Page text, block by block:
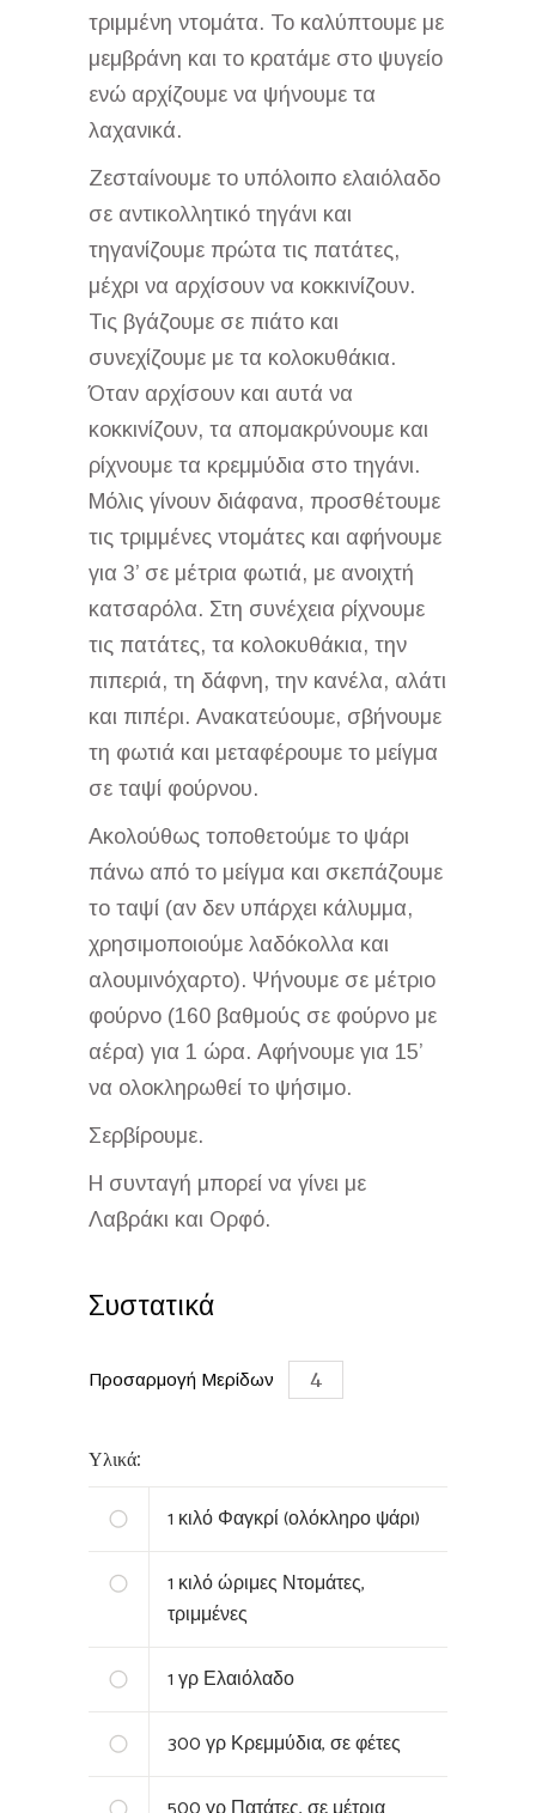
τριμμένη ντομάτα. Το καλύπτουμε με
μεμβράνη και το κρατάμε στο ψυγείο
ενώ αρχίζουμε να ψήνουμε τα
λαχανικά.
Ζεσταίνουμε το υπόλοιπο ελαιόλαδο
σε αντικολλητικό τηγάνι και
τηγανίζουμε πρώτα τις πατάτες,
μέχρι να αρχίσουν να κοκκινίζουν.
Τις βγάζουμε σε πιάτο και
συνεχίζουμε με τα κολοκυθάκια.
Όταν αρχίσουν και αυτά να
κοκκινίζουν, τα απομακρύνουμε και
ρίχνουμε τα κρεμμύδια στο τηγάνι.
Μόλις γίνουν διάφανα, προσθέτουμε
τις τριμμένες ντομάτες και αφήνουμε
για 3’ σε μέτρια φωτιά, με ανοιχτή
κατσαρόλα. Στη συνέχεια ρίχνουμε
τις πατάτες, τα κολοκυθάκια, την
πιπεριά, τη δάφνη, την κανέλα, αλάτι
και πιπέρι. Ανακατεύουμε, σβήνουμε
τη φωτιά και μεταφέρουμε το μείγμα
σε ταψί φούρνου.
Ακολούθως τοποθετούμε το ψάρι
πάνω από το μείγμα και σκεπάζουμε
το ταψί (αν δεν υπάρχει κάλυμμα,
χρησιμοποιούμε λαδόκολλα και
αλουμινόχαρτο). Ψήνουμε σε μέτριο
φούρνο (160 βαθμούς σε φούρνο με
αέρα) για 1 ώρα. Αφήνουμε για 15’
να ολοκληρωθεί το ψήσιμο.
Σερβίρουμε.
Η συνταγή μπορεί να γίνει με
Λαβράκι και Ορφό.
Συστατικά
Προσαρμογή Μερίδων
Υλικά:
1 κιλό Φαγκρί (ολόκληρο ψάρι)
1 κιλό ώριμες Ντομάτες,
τριμμένες
1γρ Ελαιόλαδο
300γρ Κρεμμύδια, σε φέτες